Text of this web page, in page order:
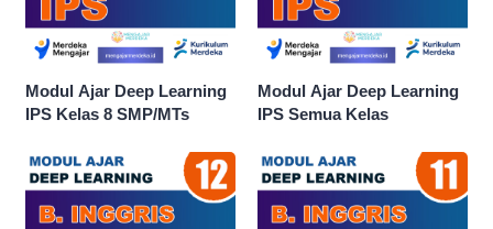
Modul Ajar Deep Learning
IPS Kelas 8 SMP/MTs
Modul Ajar Deep Learning
IPS Semua Kelas